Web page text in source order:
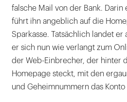
falsche Mail von der Bank. Darin
führt ihn angeblich auf die
Sparkasse. Tatsächlich landet
er sich nun wie verlangt zum
der Web-Einbrecher, der hinter
Homepage steckt, mit den
und Geheimnummern das Konto